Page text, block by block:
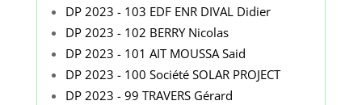
DP 2023 - 103 EDF ENR DIVAL Didier
DP 2023 - 102 BERRY Nicolas
DP 2023 - 101 AIT MOUSSA Said
DP 2023 - 100 Société SOLAR PROJECT
DP 2023 - 99 TRAVERS Gérard